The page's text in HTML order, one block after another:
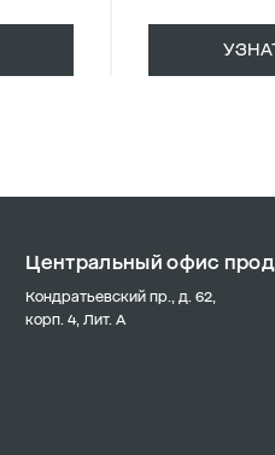
Центральный офис
Кондратьевский пр., д. 62,
корп. 4, Лит. А